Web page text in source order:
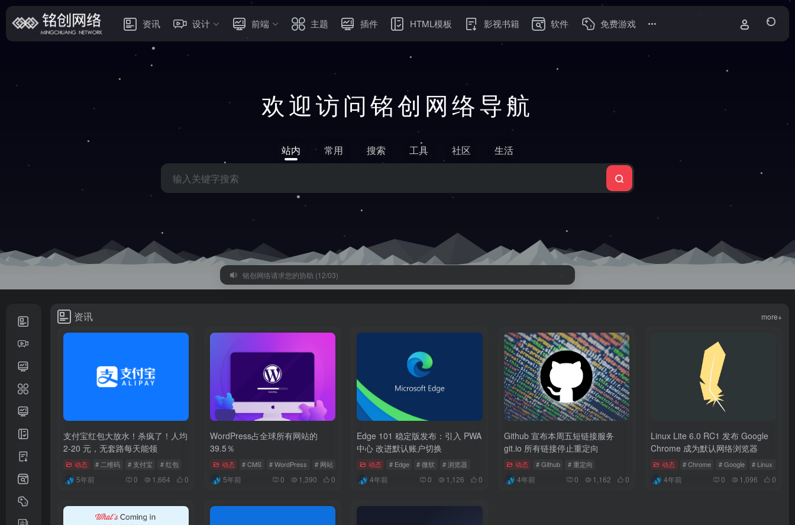
资讯 设计 前端 主题 插件 HTML模板 影视书籍 软件 免费游戏
欢迎访问铭创网络导航
站内 常用 搜索 工具 社区 生活
铭创网络请求您的协助 (12/03)
资讯 more+
支付宝红包大放水！杀疯了！人均
2-20 元，无套路每天能领
动态 # 二维码 # 支付宝 # 红包
5年前 0 1,664 0
WordPress占全球所有网站的
39.5％
动态 # CMS # WordPress # 网站
5年前 0 1,390 0
Edge 101 稳定版发布：引入 PWA
中心 改进默认账户切换
动态 # Edge # 微软 # 浏览器
4年前 0 1,126 0
Github 宣布本周五短链接服务
git.io 所有链接停止重定向
动态 # Github # 重定向
4年前 0 1,162 0
Linux Lite 6.0 RC1 发布 Google
Chrome 成为默认网络浏览器
动态 # Chrome # Google # Linux
4年前 0 1,096 0